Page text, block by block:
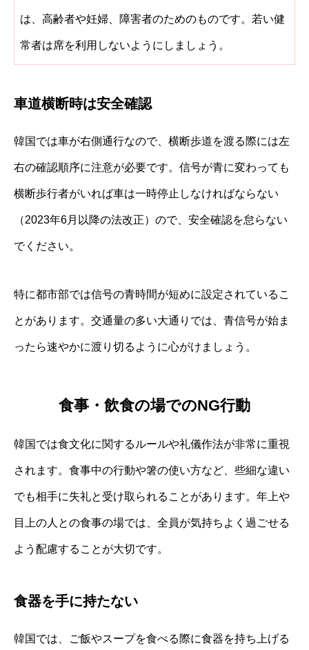
は、高齢者や妊婦、障害者のためのものです。若い健
常者は席を利用しないようにしましょう。
車道横断時は安全確認
韓国では車が右側通行なので、横断歩道を渡る際には左
右の確認順序に注意が必要です。信号が青に変わっても
横断歩行者がいれば車は一時停止しなければならない
（2023年6月以降の法改正）ので、安全確認を怠らない
でください。
特に都市部では信号の青時間が短めに設定されているこ
とがあります。交通量の多い大通りでは、青信号が始ま
ったら速やかに渡り切るように心がけましょう。
食事・飲食の場でのNG行動
韓国では食文化に関するルールや礼儀作法が非常に重視
されます。食事中の行動や箸の使い方など、些細な違い
でも相手に失礼と受け取られることがあります。年上や
目上の人との食事の場では、全員が気持ちよく過ごせる
よう配慮することが大切です。
食器を手に持たない
韓国では、ご飯やスープを食べる際に食器を持ち上げる